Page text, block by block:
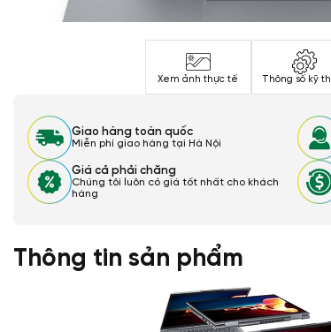
Xem ảnh thực tế Thông số kỹ
Giao hàng toàn quốc
Miễn phí giao hàng tại Hà Nội
Giá cả phải chăng
Chúng tôi luôn có giá tốt nhất cho khách
hàng
Thông tin sản phẩm